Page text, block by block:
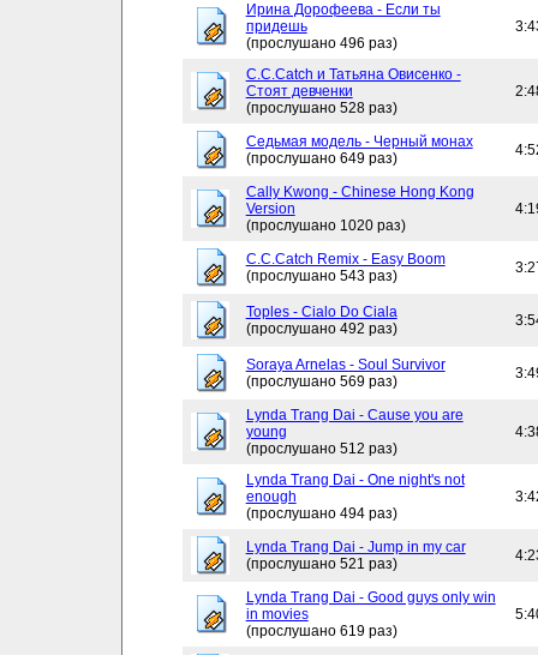
Ирина Дорофеева - Если ты
придешь
(прослушано 496 раз)
C.C.Catch и Татьяна Овисенко -
Стоят девченки
(прослушано 528 раз)
Седьмая модель - Черный монах
(прослушано 649 раз)
Cally Kwong - Chinese Hong Kong
Version
(прослушано 1020 раз)
C.C.Catch Remix - Easy Boom
(прослушано 543 раз)
Toples - Cialo Do Ciala
(прослушано 492 раз)
Soraya Arnelas - Soul Survivor
(прослушано 569 раз)
Lynda Trang Dai - Cause you are
young
(прослушано 512 раз)
Lynda Trang Dai - One night's not
enough
(прослушано 494 раз)
Lynda Trang Dai - Jump in my car
(прослушано 521 раз)
Lynda Trang Dai - Good guys only win
in movies
(прослушано 619 раз)